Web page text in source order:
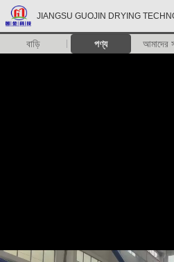
JIANGSU GUOJIN DRYING
বাড়ি পণ্য আমাদের